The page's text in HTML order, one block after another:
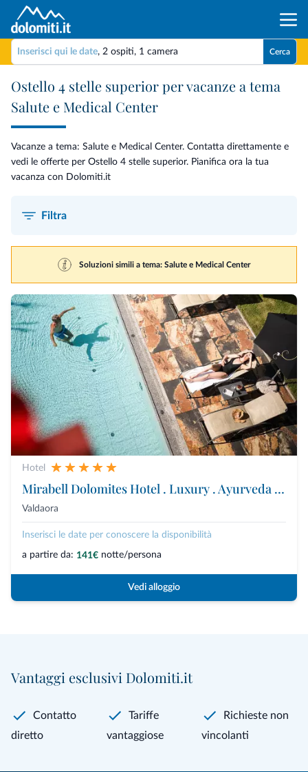
Inserisci qui le date, 2 ospiti, 1 camera Cerca
Ostello 4 stelle superior per vacanze a tema
Salute e Medical Center
Vacanze a tema: Salute e Medical Center. Contatta direttamente e
vedi le offerte per Ostello 4 stelle superior. Pianifica ora la tua
vacanza con Dolomiti.it
Filtra
Soluzioni simili a tema: Salute e Medical Center
Hotel
Mirabell Dolomites Hotel . Luxury . Ayurveda & Spa
Valdaora
Inserisci le date per conoscere la disponibilità
a partire da: 141€ notte/persona
Vedi alloggio
Vantaggi esclusivi Dolomiti.it
Contatto
diretto
Tariffe
vantaggiose
Richieste non
vincolanti